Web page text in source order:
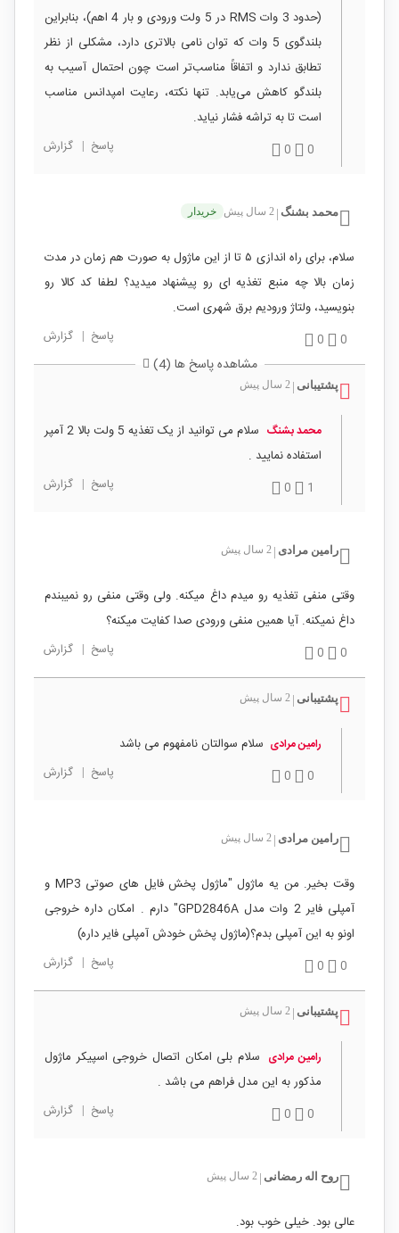
(حدود 3 وات RMS در 5 ولت ورودی و بار 4 اهم)، بنابراین
بلندگوی 5 وات که توان نامی بالاتری دارد، مشکلی از نظر
تطابق ندارد و اتفاقاً مناسب‌تر است چون احتمال آسیب به
بلندگو کاهش می‌یابد. تنها نکته، رعایت امپدانس مناسب
است تا به تراشه فشار نیاید.
0
0 پاسخ | گزارش
محمد بشنگ 2 سال پیش خریدار
سلام، برای راه اندازی ۵ تا از این ماژول به صورت هم زمان در مدت
زمان بالا چه منبع تغذیه ای رو پیشنهاد میدید؟ لطفا کد کالا رو
بنویسید، ولتاژ ورودیم برق شهری است.
0
0 پاسخ | گزارش
مشاهده پاسخ ها (4)
پشتیبانی 2 سال پیش
محمد بشنگ
سلام می توانید از یک تغذیه 5 ولت بالا 2 آمپر
استفاده نمایید .
1
0 پاسخ | گزارش
رامین مرادی 2 سال پیش
وقتی منفی تغذیه رو میدم داغ میکنه. ولی وقتی منفی رو نمیبندم
داغ نمیکنه. آیا همین منفی ورودی صدا کفایت میکنه؟
0
0 پاسخ | گزارش
پشتیبانی 2 سال پیش
رامین مرادی سلام سوالتان نامفهوم می باشد
0
0 پاسخ | گزارش
رامین مرادی 2 سال پیش
وقت بخیر. من یه ماژول "ماژول پخش فایل های صوتی MP3 و
آمپلی فایر 2 وات مدل GPD2846A" دارم . امکان داره خروجی
اونو به این آمپلی بدم؟(ماژول پخش خودش آمپلی فایر داره)
0
0 پاسخ | گزارش
پشتیبانی 2 سال پیش
رامین مرادی سلام بلی امکان اتصال خروجی اسپیکر ماژول
مذکور به این مدل فراهم می باشد .
0
0 پاسخ | گزارش
روح اله رمضانی 2 سال پیش
عالی بود. خیلی خوب بود.